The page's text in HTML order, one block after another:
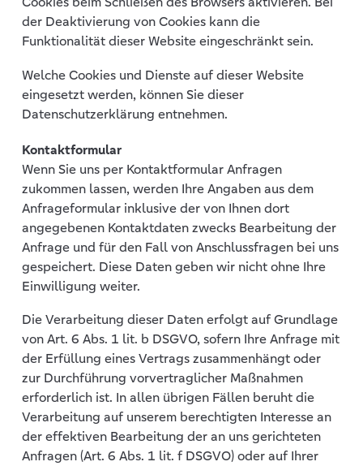
der Deaktivierung von Cookies kann die
Funktionalität dieser Website eingeschränkt sein.
Welche Cookies und Dienste auf dieser Website
eingesetzt werden, können Sie dieser
Datenschutzerklärung entnehmen.
Kontaktformular
Wenn Sie uns per Kontaktformular Anfragen
zukommen lassen, werden Ihre Angaben aus dem
Anfrageformular inklusive der von Ihnen dort
angegebenen Kontaktdaten zwecks Bearbeitung der
Anfrage und für den Fall von Anschlussfragen bei uns
gespeichert. Diese Daten geben wir nicht ohne Ihre
Einwilligung weiter.
Die Verarbeitung dieser Daten erfolgt auf Grundlage
von Art. 6 Abs. 1 lit. b DSGVO, sofern Ihre Anfrage mit
der Erfüllung eines Vertrags zusammenhängt oder
zur Durchführung vorvertraglicher Maßnahmen
erforderlich ist. In allen übrigen Fällen beruht die
Verarbeitung auf unserem berechtigten Interesse an
der effektiven Bearbeitung der an uns gerichteten
Anfragen (Art. 6 Abs. 1 lit. f DSGVO) oder auf Ihrer